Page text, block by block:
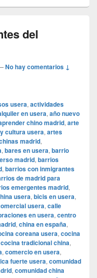
del
No hay comentarios ↓
usera, actividades
en usera, año nuevo
chino madrid, arte
cultura usera, artes
madrid,
, bares en usera, barrio
madrid, barrios
, barrios con inmigrantes
de madrid para
emergentes madrid,
usera, bicis en usera,
usera, calle
en usera, centro
, china en españa,
coreana usera, cocina
cocina tradicional china,
, comercio en usera,
fuerte usera, comunidad
, comunidad china